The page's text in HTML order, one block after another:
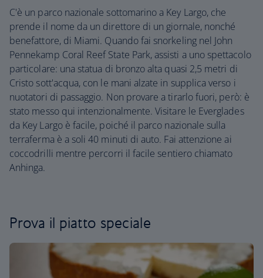
C'è un parco nazionale sottomarino a Key Largo, che
prende il nome da un direttore di un giornale, nonché
benefattore, di Miami. Quando fai snorkeling nel John
Pennekamp Coral Reef State Park, assisti a uno spettacolo
particolare: una statua di bronzo alta quasi 2,5 metri di
Cristo sott'acqua, con le mani alzate in supplica verso i
nuotatori di passaggio. Non provare a tirarlo fuori, però: è
stato messo qui intenzionalmente. Visitare le Everglades
da Key Largo è facile, poiché il parco nazionale sulla
terraferma è a soli 40 minuti di auto. Fai attenzione ai
coccodrilli mentre percorri il facile sentiero chiamato
Anhinga.
Prova il piatto speciale